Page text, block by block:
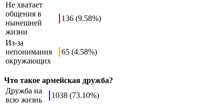
Не хватает
общения в
нынешней
жизни
136 (9.58%)
Из-за
непонимания
окружающих
65 (4.58%)
Что такое армейская дружба?
Дружба на
всю жизнь
1038 (73.10%)